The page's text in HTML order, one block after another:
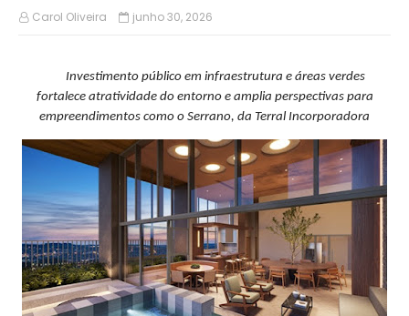
Carol Oliveira junho 30, 2026
Investimento público em infraestrutura e áreas verdes
fortalece atratividade do entorno e amplia perspectivas para
empreendimentos como o Serrano, da Terral Incorporadora